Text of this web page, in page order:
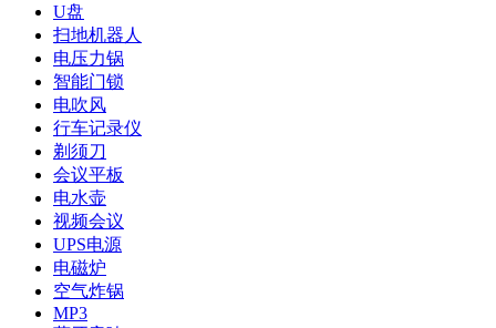
U盘
扫地机器人
电压力锅
智能门锁
电吹风
行车记录仪
剃须刀
会议平板
电水壶
视频会议
UPS电源
电磁炉
空气炸锅
MP3